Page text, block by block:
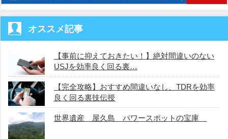
オススメ記事
【事前に抑えておきたい！】絶対間違いのない
USJを効率良く回る裏…
【完全攻略】おすすめ間違いなし、TDRを効率
良く回る裏技伝授
世界遺産 屋久島 パワースポットの宝庫